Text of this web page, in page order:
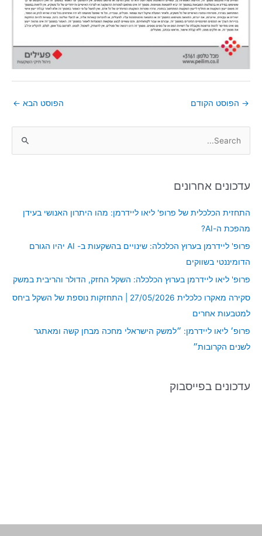
→ הפוסט הקודם הפוסט הבא ←
r
:
עדכונים אחרונים
התחזית הכלכלית של פרופ' ליאו ליידרמן: מהו היתרון האנושי בעידן
מהפכת ה-AI?
פרופ' ליידרמן בערוץ הכלכלה: שינויים בהשקעות ב- AI יהיו הגורם
הדומיננטי בשווקים
פרופ' ליאו ליידרמן בערוץ הכלכלה: השקל החזק, הדולר והריבית במשק
סקירה מאקרו כלכלית 27/05/2026 | התחזקות נוספת של השקל ביחס
למטבעות אחרים
פרופ׳ ליאו ליידרמן: ״למשק הישראלי מחכה מבחן קשה ומאתגר
לשנים הקרובות״
עדכונים בפייסבוק